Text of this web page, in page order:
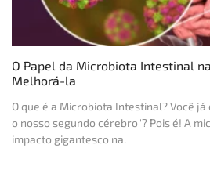
O Papel da Microbiota Intestinal
Melhorá-la
O que é a Microbiota Intestinal? Você
o nosso segundo cérebro"? Pois é! A
impacto gigantesco na.